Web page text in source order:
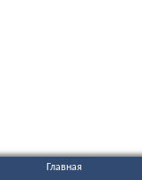
Главная